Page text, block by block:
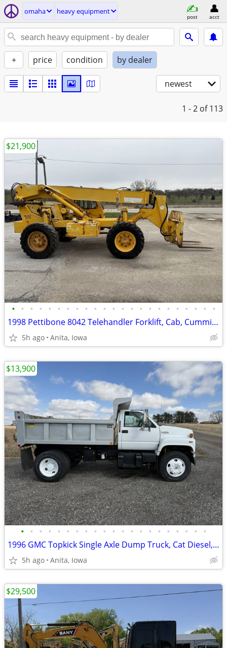
omaha heavy equipment
post acct
+ price condition by dealer
newest
1 - 2 of 113
• • • • • • • • • • • • • • • • • • • • • • •
1998 Pettibone 8042 Telehandler Forklift, Cab, Cummins, 8000lbs Lift!!
5h ago Anita, Iowa
$21,900
• • • • • • • • • • • • • • • • • • • • •
1996 GMC Topkick Single Axle Dump Truck, Cat Diesel, EX Government
5h ago Anita, Iowa
$13,900
$29,500